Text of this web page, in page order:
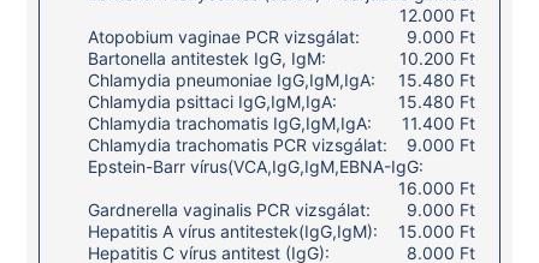
12.000 Ft
Atopobium vaginae PCR vizsgálat:
9.000 Ft
Bartonella antitestek IgG, IgM:
10.200 Ft
Chlamydia pneumoniae IgG,IgM,IgA:
15.480 Ft
Chlamydia psittaci IgG,IgM,IgA:
15.480 Ft
Chlamydia trachomatis IgG,IgM,IgA:
11.400 Ft
Chlamydia trachomatis PCR vizsgálat:
9.000 Ft
Epstein-Barr vírus(VCA,IgG,IgM,EBNA-IgG:
16.000 Ft
Gardnerella vaginalis PCR vizsgálat:
9.000 Ft
Hepatitis A vírus antitestek(IgG,IgM):
15.000 Ft
Hepatitis C vírus antitest (IgG):
8.000 Ft